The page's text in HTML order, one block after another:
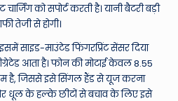
को सपोर्ट करती है। यानी बैटरी बड़ी
तेजी से होगी।
साइड-माउंटेड फिंगरप्रिंट सेंसर दिया
आता है। फोन की मोटाई केवल 8.55
है, जिससे इसे सिंगल हैंड से यूज करना
धूल के हल्के छीटों से बचाव के लिए इसे